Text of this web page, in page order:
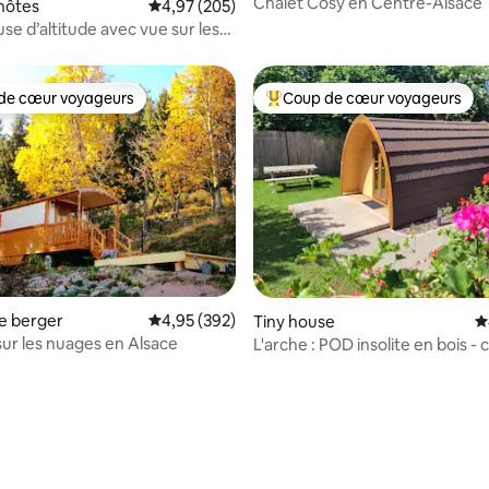
base de 158 commentaires : 4,91 sur 5
Évaluation moyenne sur la base de 205
4,97 (205)
d’altitude avec vue sur les
cœur voyageurs les plus appréciés
cœur voyageurs
berger Évaluation moyenne sur la base de 392
4,95 (392)
les nuages en Alsace
Coups de cœur voyageurs les
Coup de cœur voyageurs
Tiny house
L'arche : POD insolite en bois -